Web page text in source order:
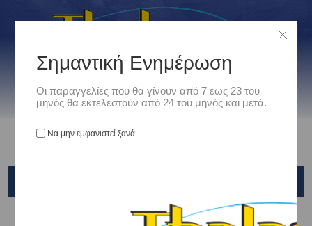
Είδη Αλιείας /
Σημαντική Ενημέρωση
Οι παραγγελίες που θα γίνουν από 7 εως 23 του
μηνός θα εκτελεστούν από 24 του μηνός και μετά.
Να μην εμφανιστεί ξανά